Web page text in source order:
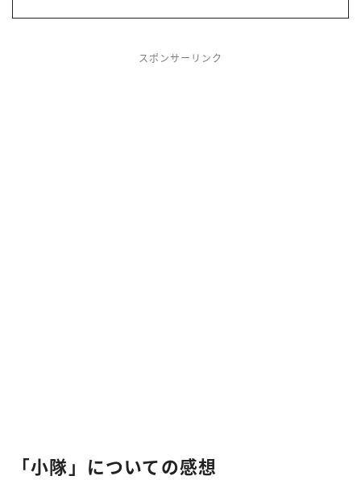
スポンサーリンク
「小隊」についての感想